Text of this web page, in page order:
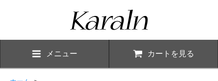
メニュー カートを見る